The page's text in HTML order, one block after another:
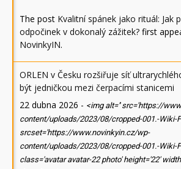
The post Kvalitní spánek jako rituál: Jak
odpočinek v dokonalý zážitek? first
NovinkyIN.
ORLEN v Česku rozšiřuje síť
být jedničkou mezi čerpacími stanicemi
22 dubna 2026 - <img alt='' src='https://
content/uploads/2023/08/cropped-001.-Wiki-
srcset='https://www.novinkyin.cz/wp-
content/uploads/2023/08/cropped-001.-Wiki-
class='avatar avatar-22 photo' height='22'